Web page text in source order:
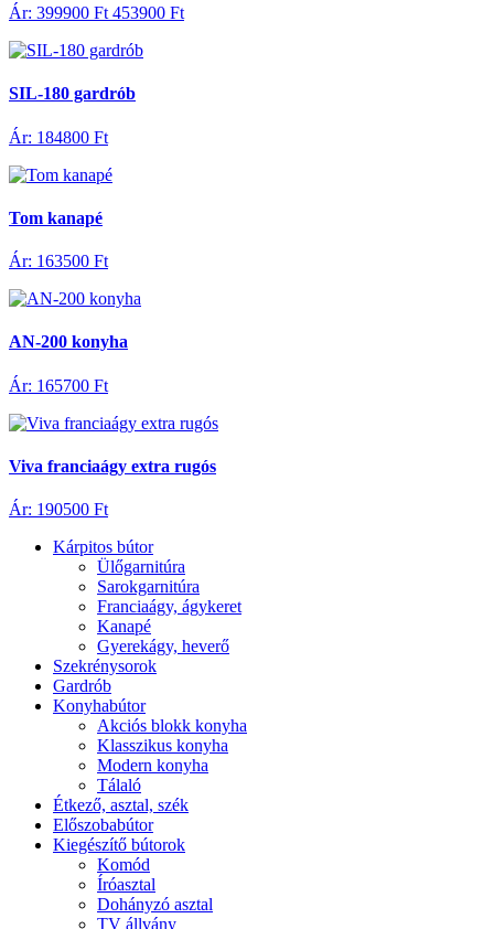
Ár: 399900 Ft 453900 Ft
SIL-180 gardrób
Ár: 184800 Ft
Tom kanapé
Ár: 163500 Ft
AN-200 konyha
Ár: 165700 Ft
Viva franciaágy extra rugós
Ár: 190500 Ft
Kárpitos bútor
Ülőgarnitúra
Sarokgarnitúra
Franciaágy, ágykeret
Kanapé
Gyerekágy, heverő
Szekrénysorok
Gardrób
Konyhabútor
Akciós blokk konyha
Klasszikus konyha
Modern konyha
Tálaló
Étkező, asztal, szék
Előszobabútor
Kiegészítő bútorok
Komód
Íróasztal
Dohányzó asztal
TV állvány